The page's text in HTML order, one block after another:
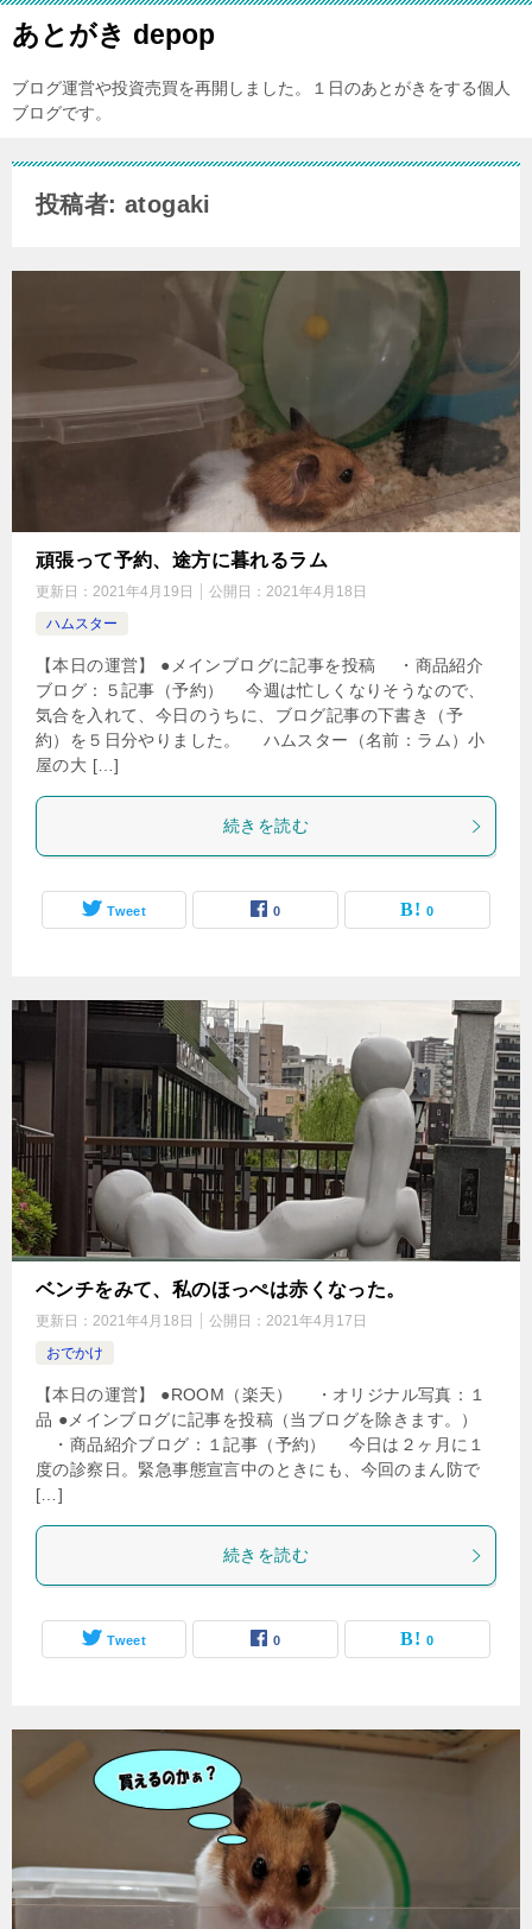
あとがき depop
ブログ運営や投資売買を再開しました。１日のあとがきをする個人
ブログです。
投稿者: atogaki
頑張って予約、途方に暮れるラム
更新日： 2021年4月19日 公開日： 2021年4月18日
ハムスター
【本日の運営】 ●メインブログに記事を投稿 ・商品紹介
ブログ：５記事（予約） 今週は忙しくなりそうなので、
気合を入れて、今日のうちに、ブログ記事の下書き（予
約）を５日分やりました。 ハムスター（名前：ラム）小
屋の大 […]
続きを読む
Tweet 0 0
ベンチをみて、私のほっぺは赤くなった。
更新日： 2021年4月18日 公開日： 2021年4月17日
おでかけ
【本日の運営】 ●ROOM（楽天） ・オリジナル写真：１
品 ●メインブログに記事を投稿（当ブログを除きます。）
・商品紹介ブログ：１記事（予約） 今日は２ヶ月に１
度の診察日。緊急事態宣言中のときにも、今回のまん防で
[…]
続きを読む
Tweet 0 0